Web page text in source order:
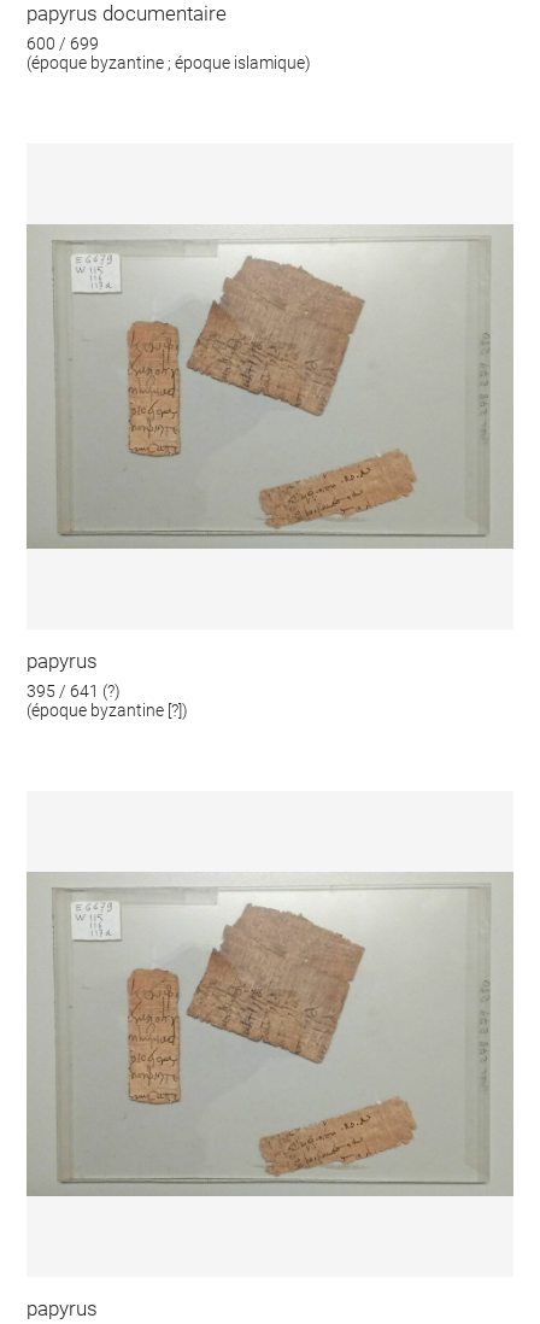
papyrus documentaire
600 / 699
(époque byzantine ; époque islamique)
papyrus
395 / 641 (?)
(époque byzantine [?])
papyrus